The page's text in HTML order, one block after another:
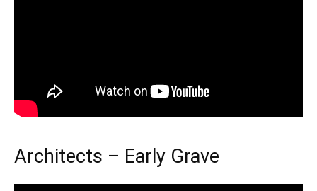
Architects – Early Grave